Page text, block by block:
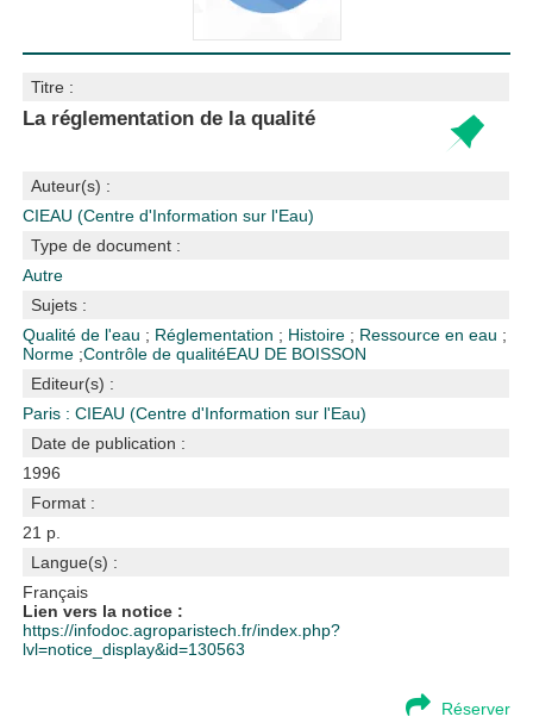
Titre :
La réglementation de la qualité
Auteur(s) :
CIEAU (Centre d'Information sur l'Eau)
Type de document :
Autre
Sujets :
Qualité de l'eau ; Réglementation ; Histoire ; Ressource en eau ;
Norme ;Contrôle de qualitéEAU DE BOISSON
Editeur(s) :
Paris : CIEAU (Centre d'Information sur l'Eau)
Date de publication :
1996
Format :
21 p.
Langue(s) :
Français
Lien vers la notice :
https://infodoc.agroparistech.fr/index.php?
lvl=notice_display&id=130563
Réserver